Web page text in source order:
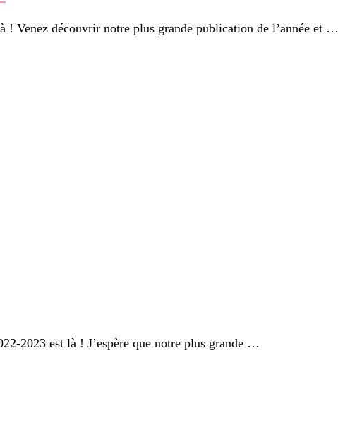
! Venez découvrir notre plus grande publication de l’année et …
2023 est là ! J’espère que notre plus grande …